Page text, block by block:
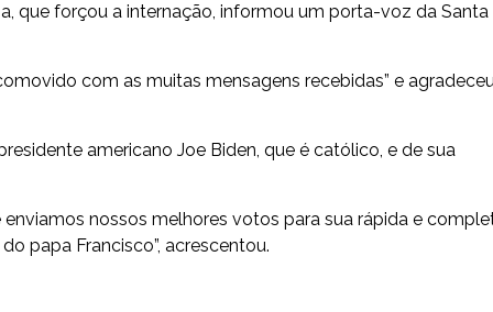
que forçou a internação, informou um porta-voz da Santa
com as muitas mensagens recebidas” e
americano Joe Biden, que é católico, e de sua
nossos melhores votos para sua rápida e
papa Francisco”, acrescentou.